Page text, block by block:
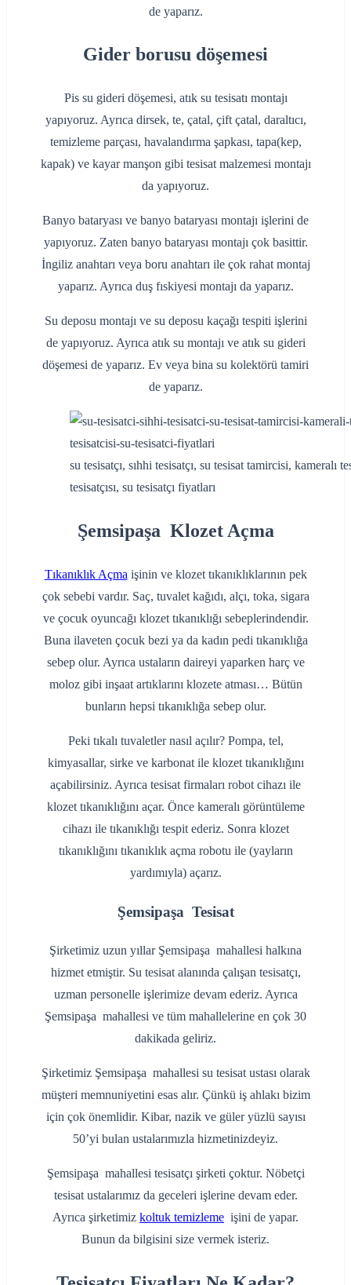
de yaparız.
Gider borusu döşemesi
Pis su gideri döşemesi, atık su tesisatı montajı
yapıyoruz. Ayrıca dirsek, te, çatal, çift çatal, daraltıcı,
temizleme parçası, havalandırma şapkası, tapa(kep,
kapak) ve kayar manşon gibi tesisat malzemesi montajı
da yapıyoruz.
Banyo bataryası ve banyo bataryası montajı işlerini de
yapıyoruz. Zaten banyo bataryası montajı çok basittir.
İngiliz anahtarı veya boru anahtarı ile çok rahat montaj
yaparız. Ayrıca duş fıskiyesi montajı da yaparız.
Su deposu montajı ve su deposu kaçağı tespiti işlerini
de yapıyoruz. Ayrıca atık su montajı ve atık su gideri
döşemesi de yaparız. Ev veya bina su kolektörü tamiri
de yaparız.
su tesisatçı, sıhhi tesisatçı, su tesisat tamircisi, kameralı
tesisatçısı, su tesisatçı fiyatları
Şemsipaşa Klozet Açma
Tıkanıklık Açma işinin ve klozet tıkanıklıklarının pek
çok sebebi vardır. Saç, tuvalet kağıdı, alçı, toka, sigara
ve çocuk oyuncağı klozet tıkanıklığı sebeplerindendir.
Buna ilaveten çocuk bezi ya da kadın pedi tıkanıklığa
sebep olur. Ayrıca ustaların daireyi yaparken harç ve
moloz gibi inşaat artıklarını klozete atması… Bütün
bunların hepsi tıkanıklığa sebep olur.
Peki tıkalı tuvaletler nasıl açılır? Pompa, tel,
kimyasallar, sirke ve karbonat ile klozet tıkanıklığını
açabilirsiniz. Ayrıca tesisat firmaları robot cihazı ile
klozet tıkanıklığını açar. Önce kameralı görüntüleme
cihazı ile tıkanıklığı tespit ederiz. Sonra klozet
tıkanıklığını tıkanıklık açma robotu ile (yayların
yardımıyla) açarız.
Şemsipaşa Tesisat
Şirketimiz uzun yıllar Şemsipaşa mahallesi halkına
hizmet etmiştir. Su tesisat alanında çalışan tesisatçı,
uzman personelle işlerimize devam ederiz. Ayrıca
Şemsipaşa mahallesi ve tüm mahallelerine en çok 30
dakikada geliriz.
Şirketimiz Şemsipaşa mahallesi su tesisat ustası olarak
müşteri memnuniyetini esas alır. Çünkü iş ahlakı bizim
için çok önemlidir. Kibar, nazik ve güler yüzlü sayısı
50’yi bulan ustalarımızla hizmetinizdeyiz.
Şemsipaşa mahallesi tesisatçı şirketi çoktur. Nöbetçi
tesisat ustalarımız da geceleri işlerine devam eder.
Ayrıca şirketimiz koltuk temizleme işini de yapar.
Bunun da bilgisini size vermek isteriz.